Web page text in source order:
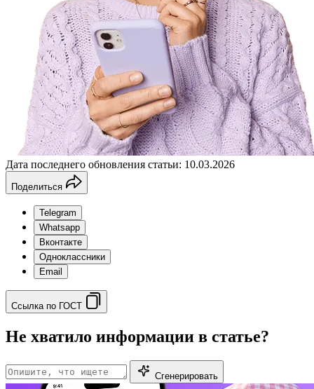
Дата последнего обновления статьи: 10.03.2026
Поделиться
Telegram
Whatsapp
Вконтакте
Одноклассники
Email
Ссылка по ГОСТ
Не хватило информации в статье?
Сгенерировать